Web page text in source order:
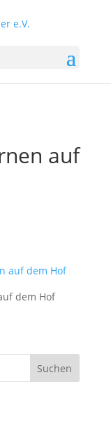
auf
dem Hof